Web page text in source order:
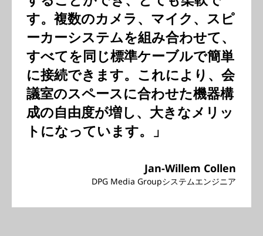
す。複数のカメラ、マイク、スピ
ーカーシステムを組み合わせて、
すべてを同じ標準ケーブルで簡単
に接続できます。これにより、会
議室のスペースに合わせた機器構
成の自由度が増し、大きなメリッ
トになっています。」
Jan-Willem Collen
DPG Media Groupシステムエンジニア